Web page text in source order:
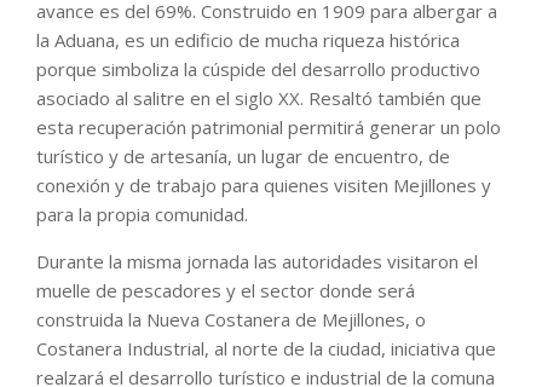
avance es del 69%. Construido en 1909 para albergar a
la Aduana, es un edificio de mucha riqueza histórica
porque simboliza la cúspide del desarrollo productivo
asociado al salitre en el siglo XX. Resaltó también que
esta recuperación patrimonial permitirá generar un polo
turístico y de artesanía, un lugar de encuentro, de
conexión y de trabajo para quienes visiten Mejillones y
para la propia comunidad.
Durante la misma jornada las autoridades visitaron el
muelle de pescadores y el sector donde será
construida la Nueva Costanera de Mejillones, o
Costanera Industrial, al norte de la ciudad, iniciativa que
realzará el desarrollo turístico e industrial de la comuna